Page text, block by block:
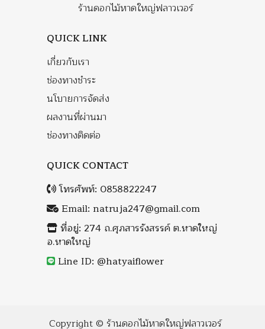
ร้านดอกไม้หาดใหญ่ฟลาวเวอร์
QUICK LINK
เกี่ยวกับเรา
ช่องทางชำระ
นโบายการจัดส่ง
ผลงานที่ผ่านมา
ช่องทางติดต่อ
QUICK CONTACT
โทรศัพท์: 0858822247
Email: natruja247@gmail.com
ที่อยู่: 274 ถ.ศุภสารรังสรรค์ ต.หาดใหญ่
อ.หาดใหญ่
Line ID: @hatyaiflower
Copyright © ร้านดอกไม้หาดใหญ่ฟลาวเวอร์